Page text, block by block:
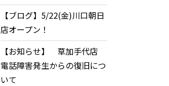
【ブログ】5/22(金)川口朝日
店オープン！
【お知らせ】 草加手代店
電話障害発生からの復旧につ
いて